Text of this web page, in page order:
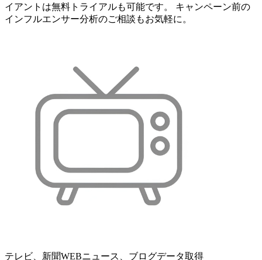
イアントは無料トライアルも可能です。 キャンペーン前の
インフルエンサー分析のご相談もお気軽に。
テレビ、新聞WEBニュース、ブログデータ取得